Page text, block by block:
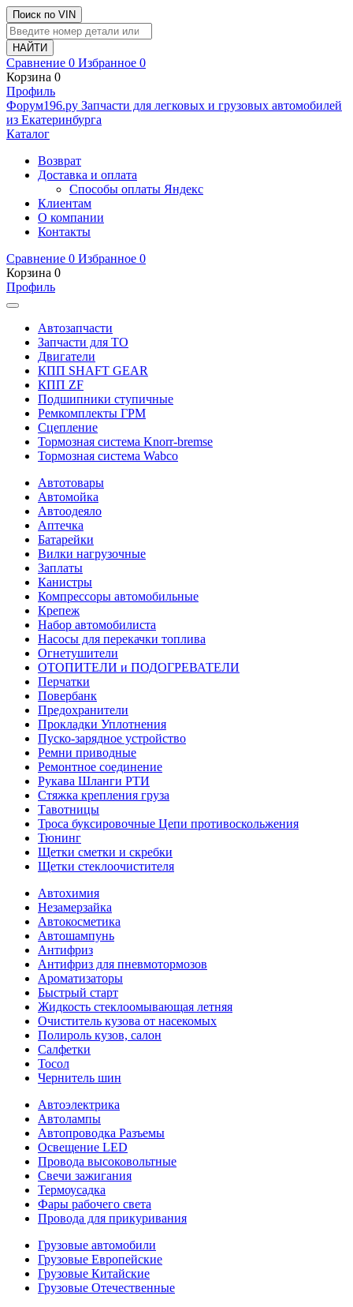
Поиск по VIN
Сравнение 0 Избранное 0
Корзина 0
Профиль
Фoрум196.ру Запчасти для легковых и грузовых автомобилей
из Екатеринбурга
Каталог
Возврат
Доставка и оплата
Способы оплаты Яндекс
Клиентам
О компании
Контакты
Сравнение 0 Избранное 0
Корзина 0
Профиль
Автозапчасти
Запчасти для ТО
Двигатели
КПП SHAFT GEAR
КПП ZF
Подшипники ступичные
Ремкомплекты ГРМ
Сцепление
Тормозная система Knorr-bremse
Тормозная система Wabco
Автотовары
Автомойка
Автоодеяло
Аптечка
Батарейки
Вилки нагрузочные
Заплаты
Канистры
Компрессоры автомобильные
Крепеж
Набор автомобилиста
Насосы для перекачки топлива
Огнетушители
ОТОПИТЕЛИ и ПОДОГРЕВАТЕЛИ
Перчатки
Повербанк
Предохранители
Прокладки Уплотнения
Пуско-зарядное устройство
Ремни приводные
Ремонтное соединение
Рукава Шланги РТИ
Стяжка крепления груза
Тавотницы
Троса буксировочные Цепи противоскольжения
Тюнинг
Щетки сметки и скребки
Щетки стеклоочистителя
Автохимия
Незамерзайка
Автокосметика
Автошампунь
Антифриз
Антифриз для пневмотормозов
Ароматизаторы
Быстрый старт
Жидкость стеклоомывающая летняя
Очиститель кузова от насекомых
Полироль кузов, салон
Салфетки
Тосол
Чернитель шин
Автоэлектрика
Автолампы
Автопроводка Разъемы
Освещение LED
Провода высоковольтные
Свечи зажигания
Термоусадка
Фары рабочего света
Провода для прикуривания
Грузовые автомобили
Грузовые Европейские
Грузовые Китайские
Грузовые Отечественные